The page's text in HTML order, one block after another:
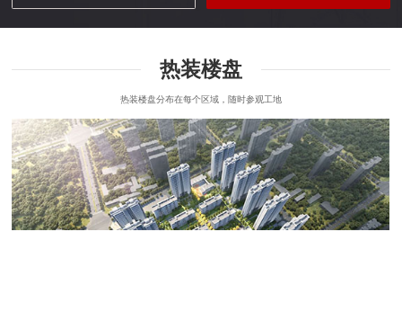
热装楼盘
热装楼盘分布在每个区域，随时参观工地